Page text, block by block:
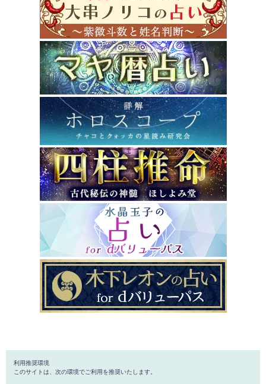
利用推奨環境
このサイトは、次の環境でご利用を推奨いたします。